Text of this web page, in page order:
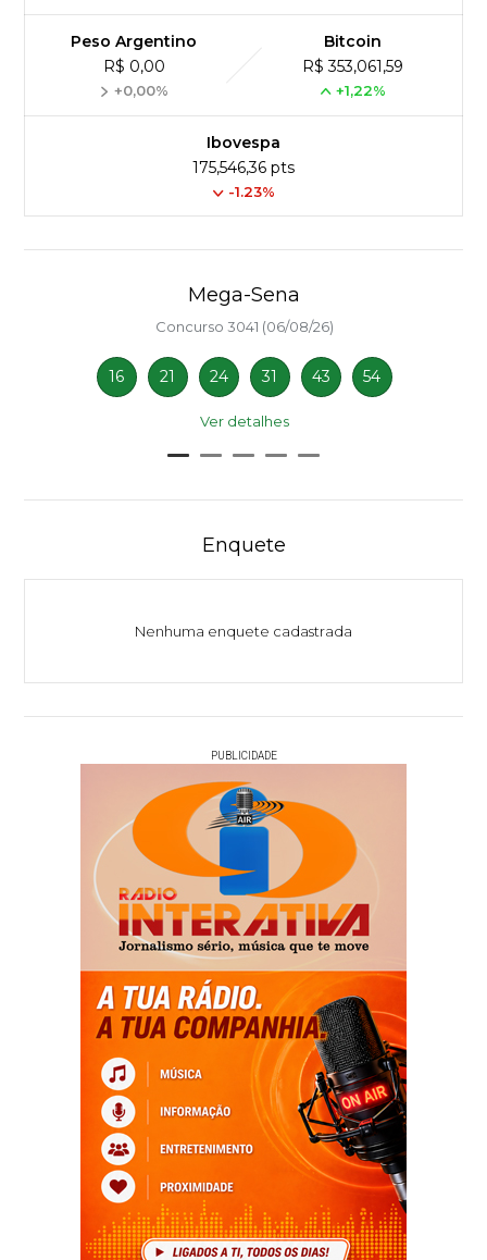
Peso Argentino
R$ 0,00
+0,00%
Bitcoin
R$ 353,061,59
+1,22%
Ibovespa
175,546,36 pts
-1.23%
Mega-Sena
Concurso 3041 (06/08/26)
16 21 24 31 43 54
Ver detalhes
Enquete
Nenhuma enquete cadastrada
PUBLICIDADE